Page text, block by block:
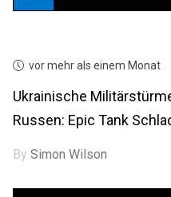
vor mehr als einem Monat
Ukrainische
Russen: Epic Tank
BySimon Wilson